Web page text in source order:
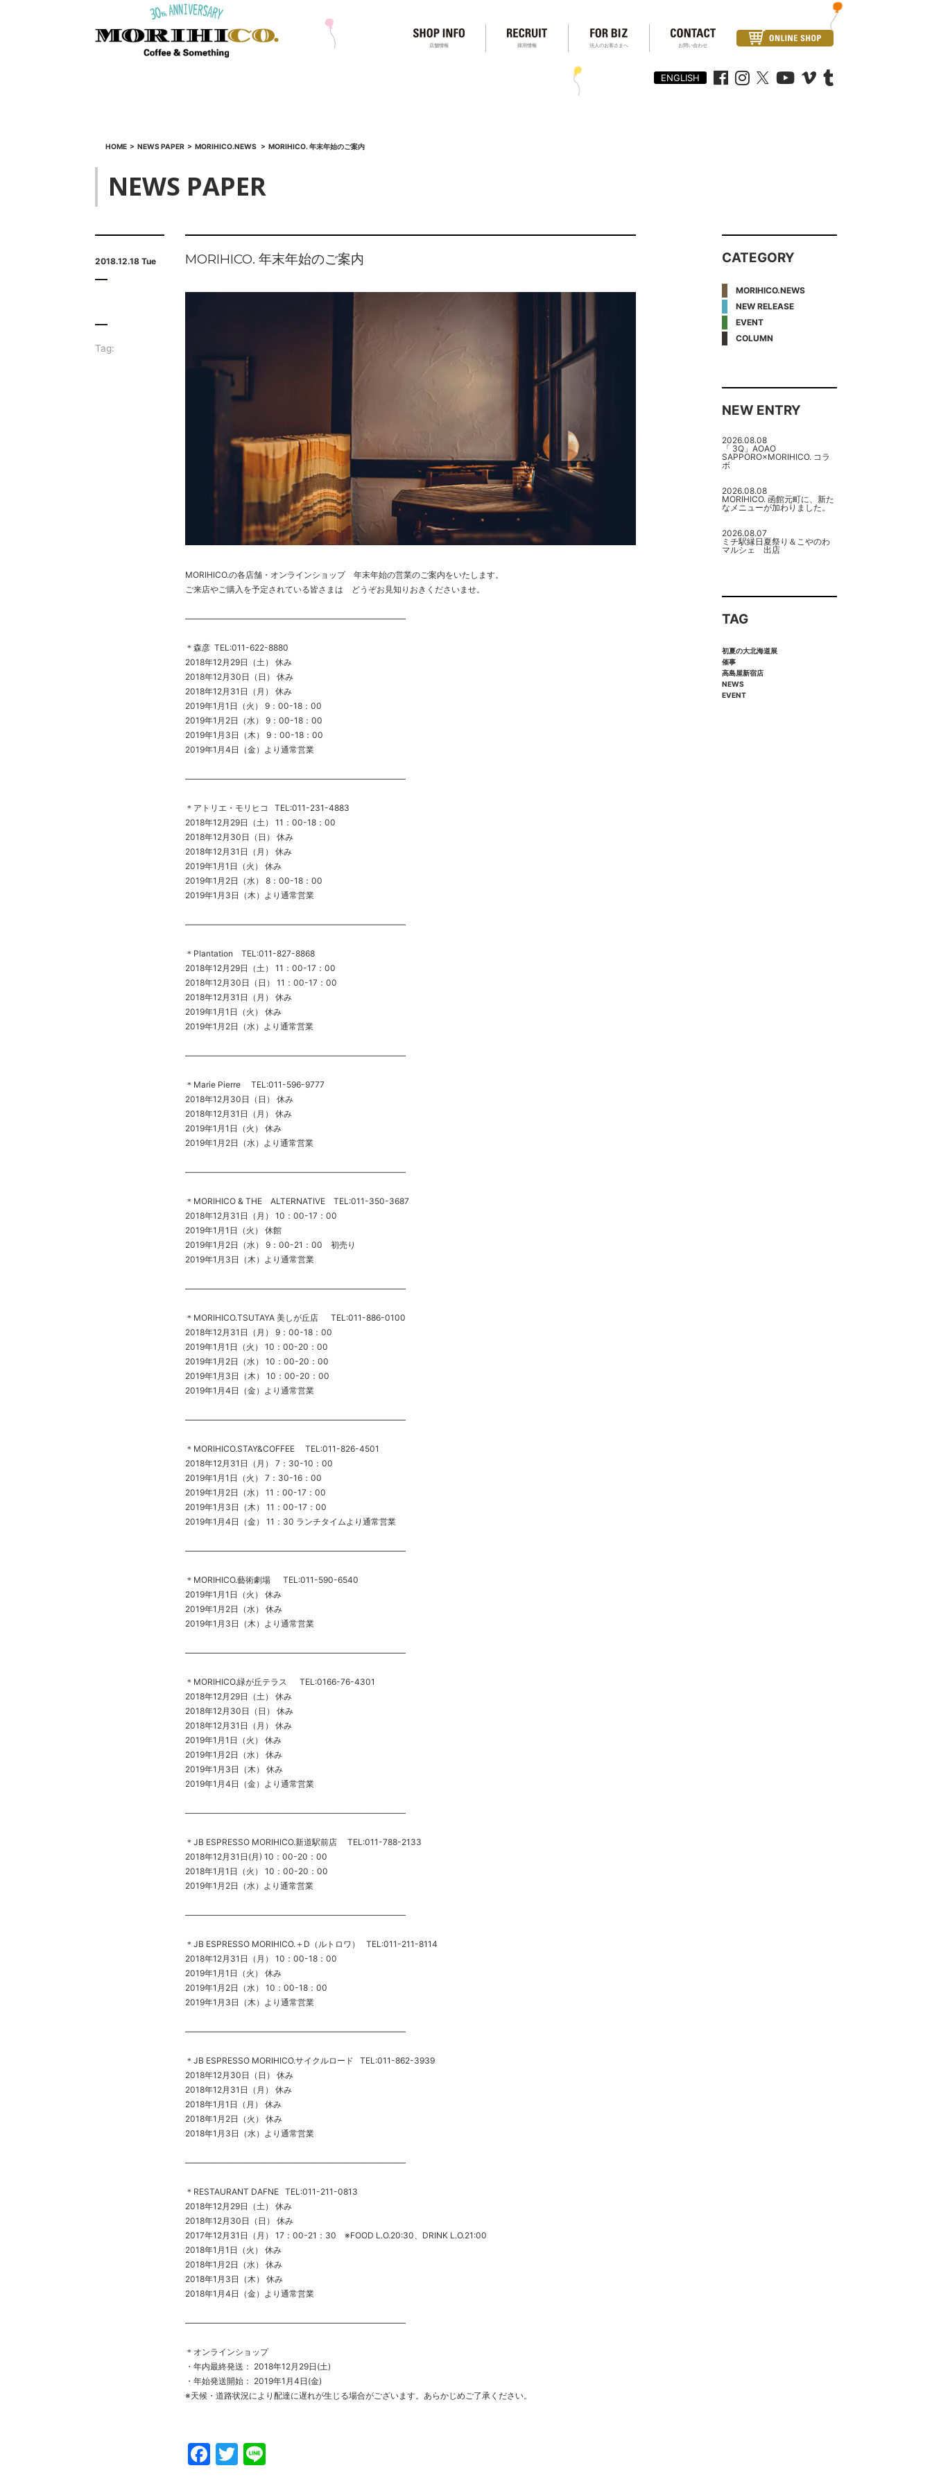
店舗情報 採用情報 法人のお客さまへ お問い合わせ
ENGLISH
HOME > NEWS PAPER > MORIHICO.NEWS > MORIHICO. 年末年始のご案内
NEWS PAPER
2018.12.18 Tue
Tag:
MORIHICO. 年末年始のご案内
MORIHICO.の各店舗・オンラインショップ 年末年始の営業のご案内をいたします。
ご来店やご購入を予定されている皆さまは どうぞお見知りおきくださいませ。
——————————————————————————–
＊森彦 TEL:011-622-8880
2018年12月29日（土） 休み
2018年12月30日（日） 休み
2018年12月31日（月） 休み
2019年1月1日（火） 9：00-18：00
2019年1月2日（水） 9：00-18：00
2019年1月3日（木） 9：00-18：00
2019年1月4日（金）より通常営業
——————————————————————————–
＊アトリエ・モリヒコ TEL:011-231-4883
2018年12月29日（土） 11：00-18：00
2018年12月30日（日） 休み
2018年12月31日（月） 休み
2019年1月1日（火） 休み
2019年1月2日（水） 8：00-18：00
2019年1月3日（木）より通常営業
——————————————————————————–
＊Plantation TEL:011-827-8868
2018年12月29日（土） 11：00-17：00
2018年12月30日（日） 11：00-17：00
2018年12月31日（月） 休み
2019年1月1日（火） 休み
2019年1月2日（水）より通常営業
——————————————————————————–
＊Marie Pierre TEL:011-596-9777
2018年12月30日（日） 休み
2018年12月31日（月） 休み
2019年1月1日（火） 休み
2019年1月2日（水）より通常営業
——————————————————————————–
＊MORIHICO & THE ALTERNATIVE TEL:011-350-3687
2018年12月31日（月） 10：00-17：00
2019年1月1日（火） 休館
2019年1月2日（水） 9：00-21：00 初売り
2019年1月3日（木）より通常営業
——————————————————————————–
＊MORIHICO.TSUTAYA 美しが丘店 TEL:011-886-0100
2018年12月31日（月） 9：00-18：00
2019年1月1日（火） 10：00-20：00
2019年1月2日（水） 10：00-20：00
2019年1月3日（木） 10：00-20：00
2019年1月4日（金）より通常営業
——————————————————————————–
＊MORIHICO.STAY&COFFEE TEL:011-826-4501
2018年12月31日（月） 7：30-10：00
2019年1月1日（火） 7：30-16：00
2019年1月2日（水） 11：00-17：00
2019年1月3日（木） 11：00-17：00
2019年1月4日（金） 11：30 ランチタイムより通常営業
——————————————————————————–
＊MORIHICO.藝術劇場 TEL:011-590-6540
2019年1月1日（火） 休み
2019年1月2日（水） 休み
2019年1月3日（木）より通常営業
——————————————————————————–
＊MORIHICO.緑が丘テラス TEL:0166-76-4301
2018年12月29日（土） 休み
2018年12月30日（日） 休み
2018年12月31日（月） 休み
2019年1月1日（火） 休み
2019年1月2日（水） 休み
2019年1月3日（木） 休み
2019年1月4日（金）より通常営業
——————————————————————————–
＊JB ESPRESSO MORIHICO.新道駅前店 TEL:011-788-2133
2018年12月31日(月) 10：00-20：00
2018年1月1日（火） 10：00-20：00
2019年1月2日（水）より通常営業
——————————————————————————–
＊JB ESPRESSO MORIHICO.＋D（ルトロワ） TEL:011-211-8114
2018年12月31日（月） 10：00-18：00
2019年1月1日（火） 休み
2019年1月2日（水） 10：00-18：00
2019年1月3日（木）より通常営業
——————————————————————————–
＊JB ESPRESSO MORIHICO.サイクルロード TEL:011-862-3939
2018年12月30日（日） 休み
2018年12月31日（月） 休み
2018年1月1日（月） 休み
2018年1月2日（火） 休み
2018年1月3日（水）より通常営業
——————————————————————————–
＊RESTAURANT DAFNE TEL:011-211-0813
2018年12月29日（土） 休み
2018年12月30日（日） 休み
2017年12月31日（月） 17：00-21：30 ※FOOD L.O.20:30、DRINK L.O.21:00
2018年1月1日（火） 休み
2018年1月2日（水） 休み
2018年1月3日（木） 休み
2018年1月4日（金）より通常営業
——————————————————————————–
＊オンラインショップ
・年内最終発送： 2018年12月29日(土)
・年始発送開始： 2019年1月4日(金)
※天候・道路状況により配達に遅れが生じる場合がございます。あらかじめご了承ください。
Facebook
Twitter
CATEGORY
MORIHICO.NEWS
NEW RELEASE
EVENT
COLUMN
NEW ENTRY
2026.08.08
「 3Q」AOAO
SAPPORO×MORIHICO. コラ
ボ
2026.08.08
MORIHICO. 函館元町に、新た
なメニューが加わりました。
2026.08.07
ミチ駅縁日夏祭り＆こやのわ
マルシェ 出店
TAG
初夏の大北海道展
催事
高島屋新宿店
NEWS
EVENT